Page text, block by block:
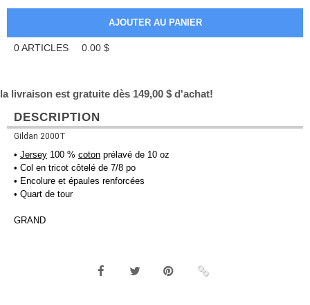
0ARTICLES 0.00 $
la livraison est gratuite dès 149,00 $ d'achat!
DESCRIPTION
Gildan 2000T
• Jersey 100 % coton prélavé de 10 oz
• Col en tricot côtelé de 7/8 po
• Encolure et épaules renforcées
• Quart de tour
GRAND